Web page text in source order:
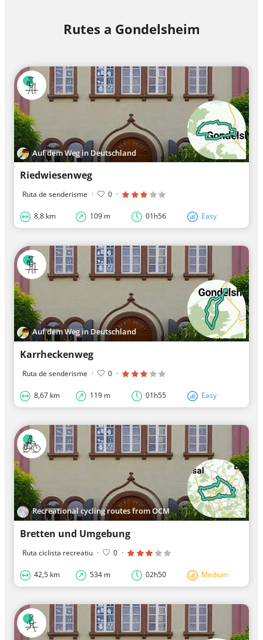
Rutes a Gondelsheim
Auf dem Weg in Deutschland
Riedwiesenweg
Ruta de senderisme · 0 ·
8,8 km 109 m 01h56 Easy
Auf dem Weg in Deutschland
Karrheckenweg
Ruta de senderisme · 0 ·
8,67 km 119 m 01h55 Easy
Recreational cycling routes from OCM
Bretten und Umgebung
Ruta ciclista recreatiu · 0 ·
42,5 km 534 m 02h50 Medium